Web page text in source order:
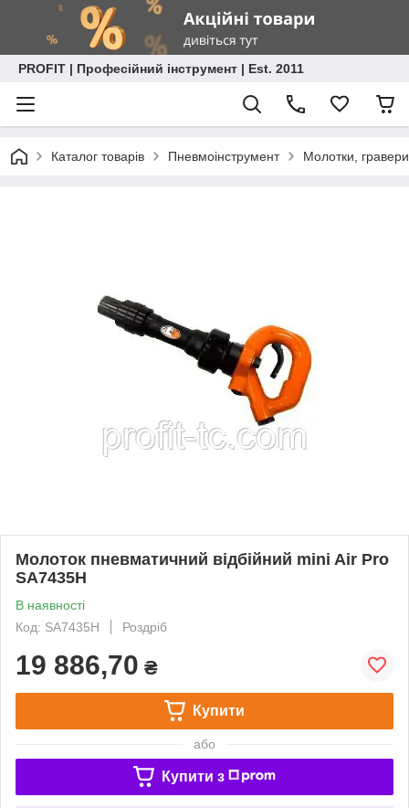
PROFIT | Професійний інструмент | Est. 2011
Каталог товарів Пневмоінструмент Молотки,
Молоток пневматичний відбійний mini Air Pro
SA7435H
В наявності
Код: SA7435H
Роздріб
19 886,70 ₴
Купити
або
Купити з